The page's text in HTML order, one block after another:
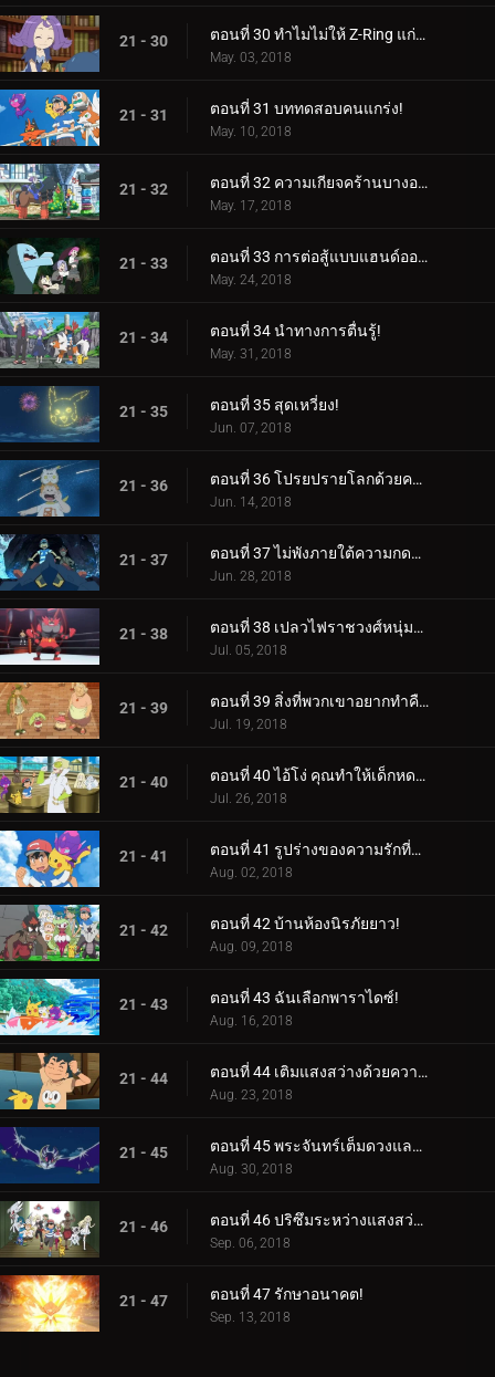
21 - 30 ตอนที่ 30 ทำไมไม่ให้ Z-Ring แก่ฉันบ้างล่ะ?
May. 03, 2018
21 - 31 ตอนที่ 31 บททดสอบคนแกร่ง!
May. 10, 2018
21 - 32 ตอนที่ 32 ความเกียจคร้านบางอย่าง!
May. 17, 2018
21 - 33 ตอนที่ 33 การต่อสู้แบบแฮนด์ออฟ!
May. 24, 2018
21 - 34 ตอนที่ 34 นำทางการตื่นรู้!
May. 31, 2018
21 - 35 ตอนที่ 35 สุดเหวี่ยง!
Jun. 07, 2018
21 - 36 ตอนที่ 36 โปรยปรายโลกด้วยความรัก!
Jun. 14, 2018
21 - 37 ตอนที่ 37 ไม่พังภายใต้ความกดดัน!
Jun. 28, 2018
21 - 38 ตอนที่ 38 เปลวไฟราชวงศ์หนุ่มลุกโชน!
Jul. 05, 2018
21 - 39 ตอนที่ 39 สิ่งที่พวกเขาอยากทำคือเต้นรำ เต้นรำ!
Jul. 19, 2018
21 - 40 ตอนที่ 40 ไอ้โง่ คุณทำให้เด็กหดตัว!
Jul. 26, 2018
21 - 41 ตอนที่ 41 รูปร่างของความรักที่กำลังมา!
Aug. 02, 2018
21 - 42 ตอนที่ 42 บ้านห้องนิรภัยยาว!
Aug. 09, 2018
21 - 43 ตอนที่ 43 ฉันเลือกพาราไดซ์!
Aug. 16, 2018
21 - 44 ตอนที่ 44 เติมแสงสว่างด้วยความมืด!
Aug. 23, 2018
21 - 45 ตอนที่ 45 พระจันทร์เต็มดวงและอาวุธมากมาย!
Aug. 30, 2018
21 - 46 ตอนที่ 46 ปริซึมระหว่างแสงสว่างและความมืด!
Sep. 06, 2018
21 - 47 ตอนที่ 47 รักษาอนาคต!
Sep. 13, 2018